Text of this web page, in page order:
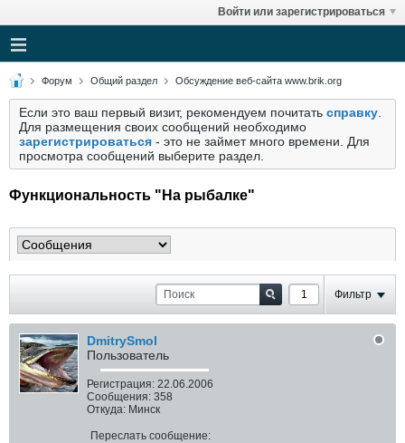
Войти или зарегистрироваться
Форум Общий раздел Обсуждение веб-сайта www.brik.org
Если это ваш первый визит, рекомендуем почитать справку
Для размещения своих сообщений необходимо
зарегистрироваться - это не займет много времени. Для
просмотра сообщений выберите раздел.
Функциональность "На рыбалке"
Фильтр
DmitrySmol
Пользователь
Регистрация: 22.06.2006
Сообщения: 358
Откуда: Минск
Переслать сообщение: